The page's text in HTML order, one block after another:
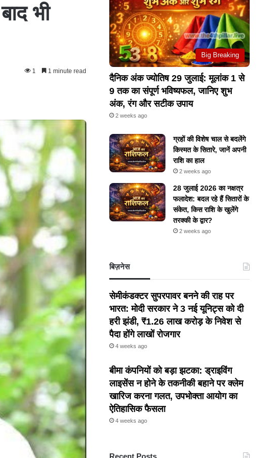
भी
1 1 minute read
Big Breaking
दैनिक अंक ज्योतिष 29 जुलाई: मूलांक 1 से
9 तक का संपूर्ण भविष्यफल, जानिए शुभ
अंक, रंग और सटीक उपाय
2 weeks ago
ग्रहों की विशेष चाल से बदलेंगे
किस्मत के सितारे, जानें अपनी
राशि का हाल
2 weeks ago
28 जुलाई 2026 का नक्षत्र
फलादेश: बदल रहे हैं सितारों के
संकेत, किस राशि के खुलेंगे
तरक्की के द्वार?
2 weeks ago
बिज़नेस
सेमीकंडक्टर सुपरपावर बनने की राह पर
भारत: मोदी सरकार ने 3 नई यूनिट्स को दी
हरी झंडी, ₹1.26 लाख करोड़ के निवेश से
पैदा होंगे लाखों रोजगार
4 weeks ago
बीमा कंपनियों को बड़ा झटका: ड्राइविंग
लाइसेंस न होने के तकनीकी बहाने पर क्लेम
खारिज करना गलत, उपभोक्ता आयोग का
ऐतिहासिक फैसला
4 weeks ago
Recent Posts